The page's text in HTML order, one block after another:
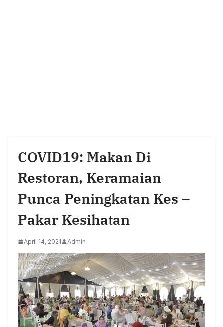
COVID19: Makan Di
Restoran, Keramaian
Punca Peningkatan Kes –
Pakar Kesihatan
April 14, 2021 Admin